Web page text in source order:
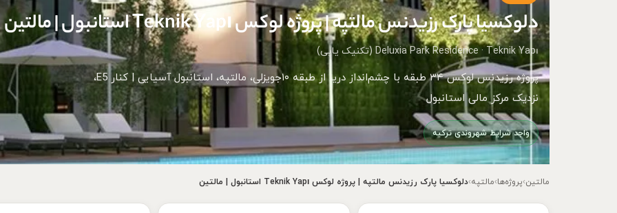
دلوکسیا پارک رزیدنس مالتپه | پروژه لوکس Teknik Yapı استانبول | مالتین
Deluxia Park Residence · Teknik Yapı (تکنیک یاپی)
پروژه رزیدنس لوکس ۳۴ طبقه با چشم‌انداز دریا از طبقه ۱۰جویزلی، مالتپه، استانبول آسیایی | کنار E5،
نزدیک مرکز مالی استانبول
واجد شرایط شهروندی ترکیه
مالتین›پروژه‌ها›مالتپه›دلوکسیا پارک رزیدنس مالتپه | پروژه لوکس Teknik Yapı استانبول | مالتین